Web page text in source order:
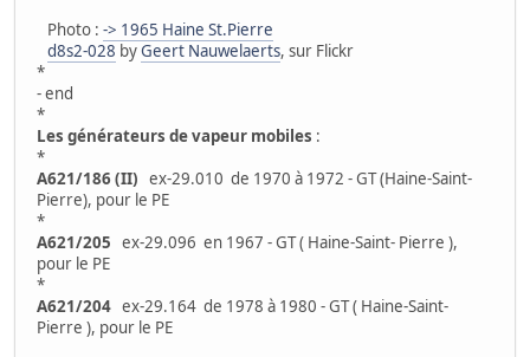
Photo : -> 1965 Haine St.Pierre
d8s2-028 byGeert Nauwelaerts, sur Flickr
*
- end
*
Les générateurs de vapeur mobiles :
*
A621/186 (II) ex-29.010 de 1970 à 1972 - GT (Haine-Saint-
Pierre), pour le PE
*
A621/205 ex-29.096 en 1967 - GT ( Haine-Saint- Pierre ),
pour le PE
*
A621/204 ex-29.164 de 1978 à 1980 - GT ( Haine-Saint-
Pierre ), pour le PE